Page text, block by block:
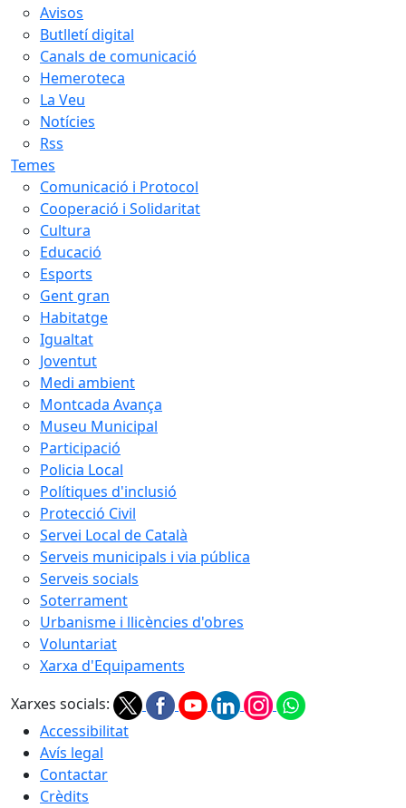
Avisos
Butlletí digital
Canals de comunicació
Hemeroteca
La Veu
Notícies
Rss
Temes
Comunicació i Protocol
Cooperació i Solidaritat
Cultura
Educació
Esports
Gent gran
Habitatge
Igualtat
Joventut
Medi ambient
Montcada Avança
Museu Municipal
Participació
Policia Local
Polítiques d'inclusió
Protecció Civil
Servei Local de Català
Serveis municipals i via pública
Serveis socials
Soterrament
Urbanisme i llicències d'obres
Voluntariat
Xarxa d'Equipaments
Xarxes socials:
Accessibilitat
Avís legal
Contactar
Crèdits